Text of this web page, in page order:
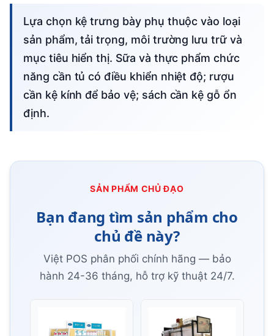
Lựa chọn kệ trưng bày phụ thuộc vào loại
sản phẩm, tải trọng, môi trường lưu trữ và
mục tiêu hiển thị. Sữa và thực phẩm chức
năng cần tủ có điều khiển nhiệt độ; rượu
cần kệ kính để bảo vệ; sách cần kệ gỗ ổn
định.
SẢN PHẨM CHỦ ĐẠO
Bạn đang tìm sản phẩm cho
chủ đề này?
Việt POS phân phối chính hãng — bảo
hành 24-36 tháng, hỗ trợ kỹ thuật 24/7.